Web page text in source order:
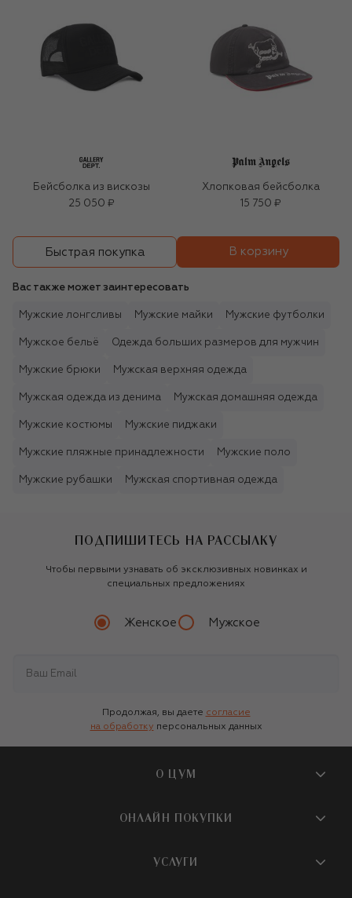
Бейсболка из вискозы
25 050 ₽
Хлопковая бейсболка
15 750 ₽
Быстрая покупка В корзину
Вас также может заинтересовать
Мужские лонгсливы Мужские майки Мужские футболки
Мужское бельё Одежда больших размеров для мужчин
Мужские брюки Мужская верхняя одежда
Мужская одежда из денима Мужская домашняя одежда
Мужские костюмы Мужские пиджаки
Мужские пляжные принадлежности Мужские поло
Мужские рубашки Мужская спортивная одежда
ПОДПИШИТЕСЬ НА РАССЫЛКУ
Чтобы первыми узнавать об эксклюзивных новинках и
специальных предложениях
Женское Мужское
Продолжая, вы даете согласие
на обработку персональных данных
О ЦУМ
О магазине
Бутики и ПВЗ ЦУМ
ОНЛАЙН ПОКУПКИ
УСЛУГИ